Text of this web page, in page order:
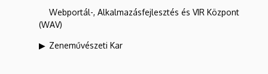
Webportál-, Alkalmazásfejlesztés és VIR Központ
(WAV)
Zeneművészeti Kar